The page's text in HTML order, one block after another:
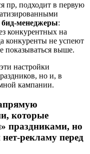
пр, подходит в первую
бид-менеджеры:
конкурентных на
конкуренты не успеют
показываться выше.
настройки
но и, в
кампании.
которые
праздниками, но
рекламу перед